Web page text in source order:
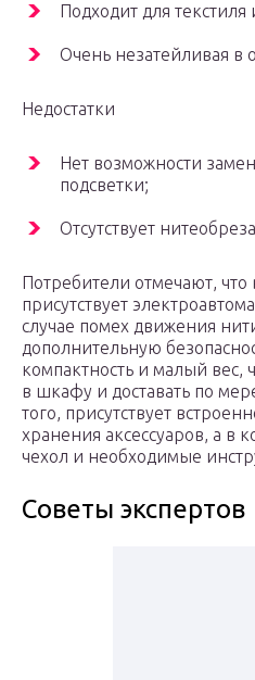
Подходит для текстиля
Очень незатейливая в
Недостатки
Нет возможности
подсветки;
Отсутствует
Потребители отмечают,
присутствует
случае помех движения
дополнительную
компактность и малый вес,
в шкафу и доставать по
того, присутствует
хранения аксессуаров, а в
чехол и необходимые
Советы экспертов